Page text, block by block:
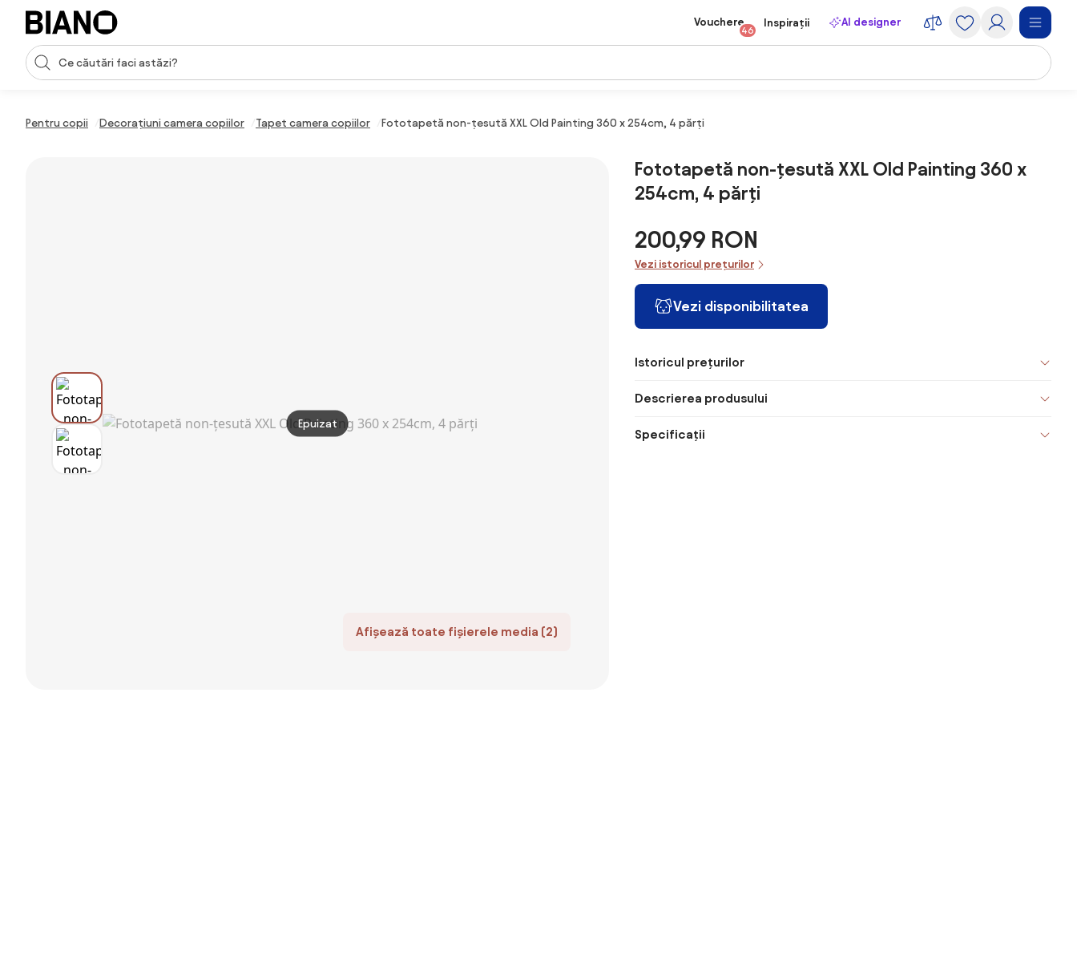
Sari peste navigare, accesează conținutul
Introducerea căutării
Vouchere
46
Inspirații AI designer
Pentru copii Decorațiuni camera copiilor Tapet camera copiilor Fototapetă non-țesută XXL Old Painting 360 x 254cm, 4 părți
Afișează toate fișierele media (2)
Epuizat
Fototapetă non-țesută XXL Old Painting 360 x
254cm, 4 părți
200,99 RON
Vezi istoricul prețurilor
Vezi disponibilitatea
Istoricul prețurilor
Descrierea produsului
Specificații